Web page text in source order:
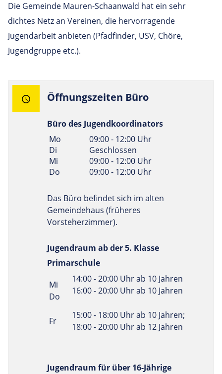
Die Gemeinde Mauren-Schaanwald hat ein sehr
dichtes Netz an Vereinen, die hervorragende
Jugendarbeit anbieten (Pfadfinder, USV, Chöre,
Jugendgruppe etc.).
Öff­nungs­zeiten Büro
Büro des Jugendkoordinators
Mo
Di
Mi
Do
09:00 - 12:00 Uhr
Geschlossen
09:00 - 12:00 Uhr
09:00 - 12:00 Uhr
Das Büro befindet sich im alten
Gemeindehaus (früheres
Vorsteherzimmer).
Jugendraum ab der 5. Klasse
Primarschule
Mi
Do
Fr
14:00 - 20:00 Uhr ab 10 Jahren
16:00 - 20:00 Uhr ab 10 Jahren
15:00 - 18:00 Uhr ab 10 Jahren;
18:00 - 20:00 Uhr ab 12 Jahren
Jugendraum für über 16-Jährige